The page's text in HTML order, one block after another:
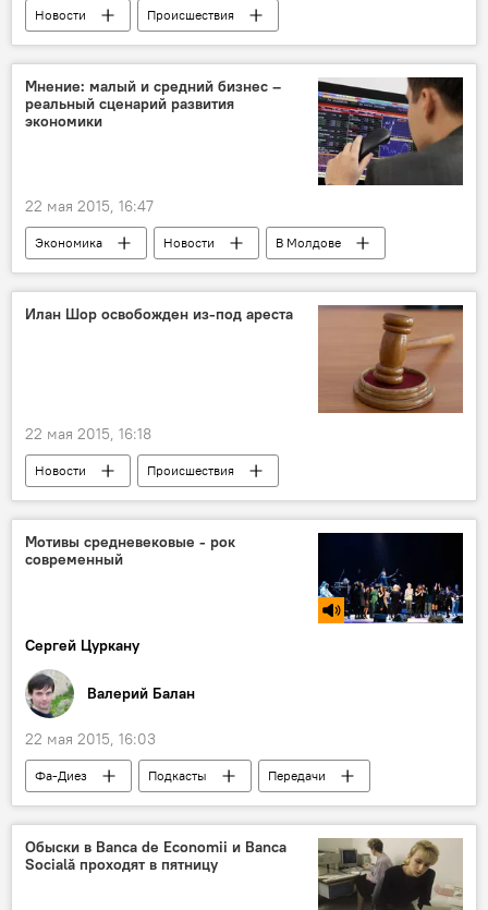
Новости
Происшествия
В Молдове
Кишинев
Григорий Гачкевич
Banca de Economi
НАЦ
задержание
Мнение: малый и средний бизнес –
реальный сценарий развития
экономики
22 мая 2015, 16:47
Экономика Новости
В Молдове
Республика Молдова
Нелли Дилан
малый и средний бизнес
развитие
Илан Шор освобожден из-под ареста
22 мая 2015, 16:18
Новости
Происшествия
В Молдове
Кишинев
Республика Молдова
Илан Шор
арест
Мотивы средневековые - рок
современный
Сергей Цуркану
Валерий Балан
22 мая 2015, 16:03
Фа-Диез Подкасты
Передачи
В Молдове
Обыски в Bаncа de Economii и Bаncа
Socială проходят в пятницу